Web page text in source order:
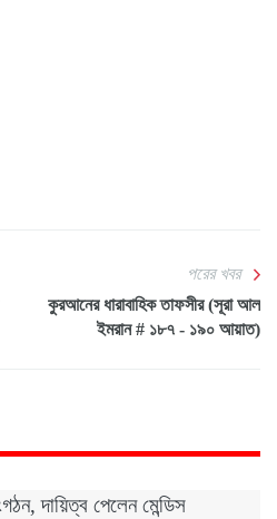
পরের খবর
কুরআনের ধারাবাহিক তাফসীর (সূরা আল
ইমরান # ১৮৭ - ১৯০ আয়াত)